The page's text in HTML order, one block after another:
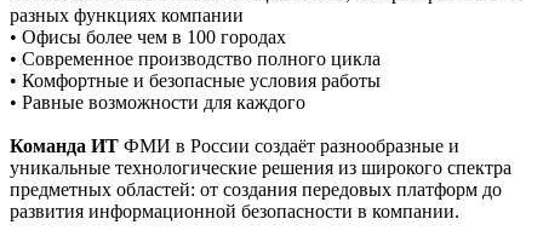
разных функциях компании
• Офисы более чем в 100 городах
• Современное производство полного цикла
• Комфортные и безопасные условия работы
• Равные возможности для каждого
Команда ИТ ФМИ в России создаёт разнообразные и
уникальные технологические решения из широкого спектра
предметных областей: от создания передовых платформ до
развития информационной безопасности в компании.